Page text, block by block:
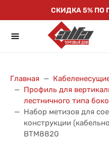
СКИДКА 5% ПО
Главная
Профиль для
лестничного типа
Набор метизов для
конструкции
BTM8820